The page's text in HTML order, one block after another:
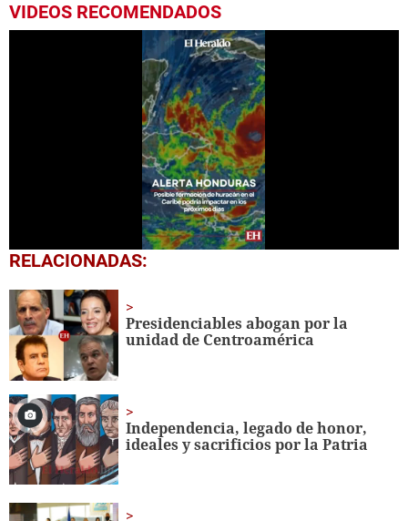
VIDEOS RECOMENDADOS
0
seconds
42
seconds
RELACIONADAS:
Presidenciables abogan por la
unidad de Centroamérica
Independencia, legado de honor,
ideales y sacrificios por la Patria